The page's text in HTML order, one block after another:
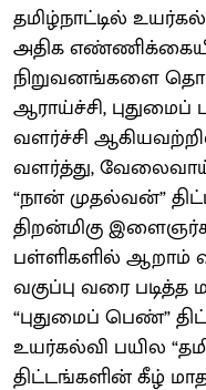
தமிழ்நாட்டில்
அதிக
நிறுவனங்களை
ஆராய்ச்சி,
வளர்ச்சி
வளர்த்து,
“நான் முதல்வன்”
திறன்மிகு
பள்ளிகளில் ஆறாம்
வகுப்பு வரை
“புதுமைப் பெண்”
உயர்கல்வி பயில
திட்டங்களின் கீழ்